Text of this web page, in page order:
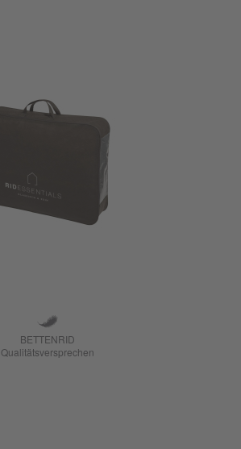
BETTENRID
Qualitätsversprechen